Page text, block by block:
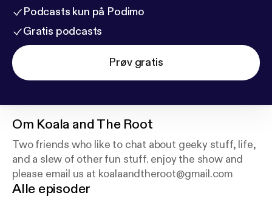
Podcasts kun på Podimo
Gratis podcasts
Prøv gratis
Om Koala and The Root
Two friends who like to chat about geeky stuff, life,
and a slew of other fun stuff. enjoy the show and
please email us at koalaandtheroot@gmail.com
Alle episoder